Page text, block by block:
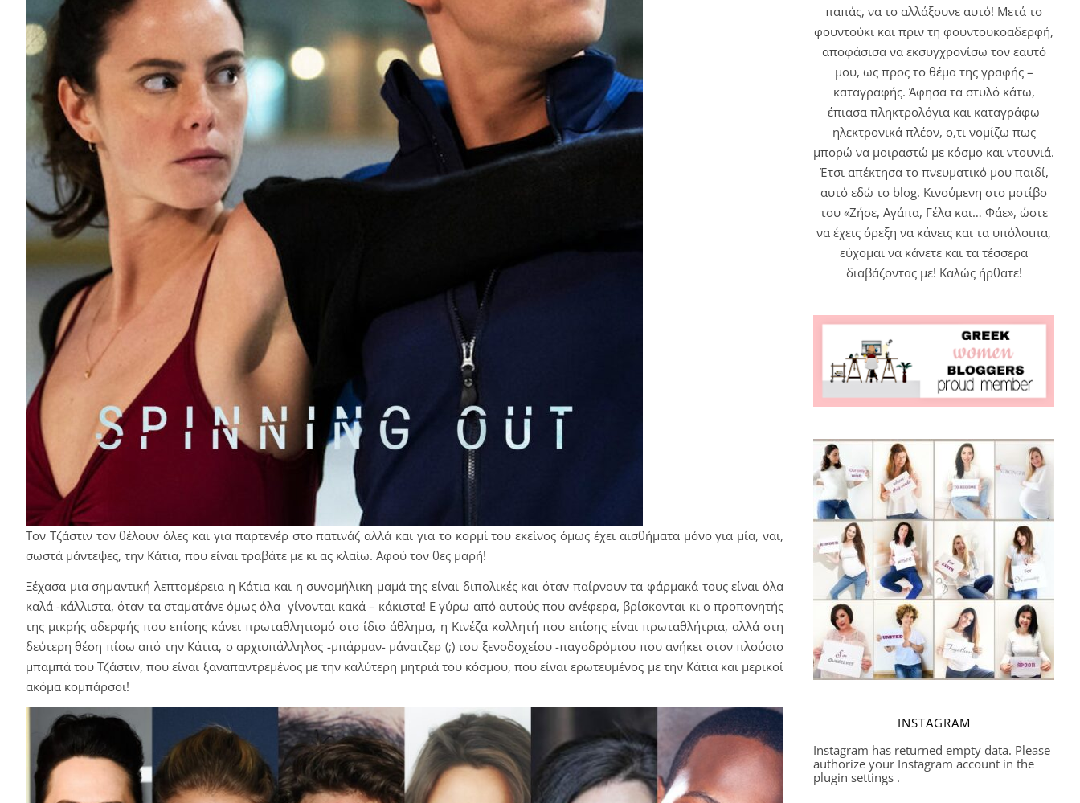
Τον Τζάστιν τον θέλουν όλες και για παρτενέρ στο πατινάζ αλλά και για το κορμί του εκείνος όμως έχει αισθήματα μόνο για μία, ναι,
σωστά μάντεψες, την Κάτια, που είναι τραβάτε με κι ας κλαίω. Αφού τον θες μαρή!
Ξέχασα μια σημαντική λεπτομέρεια η Κάτια και η συνομήλικη μαμά της είναι διπολικές και όταν παίρνουν τα φάρμακά τους είναι όλα
καλά -κάλλιστα, όταν τα σταματάνε όμως όλα γίνονται κακά – κάκιστα! Ε γύρω από αυτούς που ανέφερα, βρίσκονται κι ο προπονητής
της μικρής αδερφής που επίσης κάνει πρωταθλητισμό στο ίδιο άθλημα, η Κινέζα κολλητή που επίσης είναι πρωταθλήτρια, αλλά στη
δεύτερη θέση πίσω από την Κάτια, ο αρχιυπάλληλος -μπάρμαν- μάνατζερ (;) του ξενοδοχείου -παγοδρόμιου που ανήκει στον πλούσιο
μπαμπά του Τζάστιν, που είναι ξαναπαντρεμένος με την καλύτερη μητριά του κόσμου, που είναι ερωτευμένος με την Κάτια και μερικοί
ακόμα κομπάρσοι!
παπάς, να το αλλάξουνε αυτό! Μετά το
φουντούκι και πριν τη φουντουκοαδερφή,
αποφάσισα να εκσυγχρονίσω τον εαυτό
μου, ως προς το θέμα της γραφής –
καταγραφής. Άφησα τα στυλό κάτω,
έπιασα πληκτρολόγια και καταγράφω
ηλεκτρονικά πλέον, ο,τι νομίζω πως
μπορώ να μοιραστώ με κόσμο και ντουνιά.
Έτσι απέκτησα το πνευματικό μου παιδί,
αυτό εδώ το blog. Κινούμενη στο μοτίβο
του «Ζήσε, Αγάπα, Γέλα και… Φάε», ώστε
να έχεις όρεξη να κάνεις και τα υπόλοιπα,
εύχομαι να κάνετε και τα τέσσερα
διαβάζοντας με! Καλώς ήρθατε!
INSTAGRAM
Instagram has returned empty data. Please
authorize your Instagram account in the
plugin settings .